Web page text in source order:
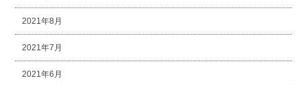
2021年8月
2021年7月
2021年6月